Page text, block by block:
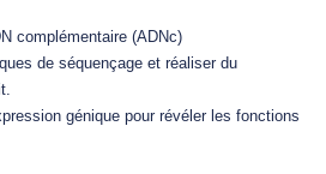
complémentaire (ADNc)
de séquençage et réaliser du
génique pour révéler les fonctions